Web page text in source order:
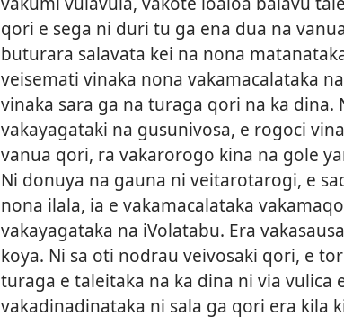
qori e sega ni duri tu ga ena dua na
buturara salavata kei na nona
veisemati vinaka nona vakamacalataka
vinaka sara ga na turaga qori na ka dina.
vakayagataki na gusunivosa, e rogoci
vanua qori, ra vakarorogo kina na gole
Ni donuya na gauna ni veitarotarogi, e
nona ilala, ia e vakamacalataka
vakayagataka na iVolatabu. Era
koya. Ni sa oti nodrau veivosaki qori, e
turaga e taleitaka na ka dina ni via vulica
vakadinadinataka ni sala ga qori era kila